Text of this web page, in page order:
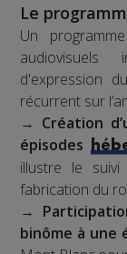
Le
Un
audiovisuels
d'expression
récurrent sur
→ Création
épisodes
illustre le
fabrication du
→
binôme à une